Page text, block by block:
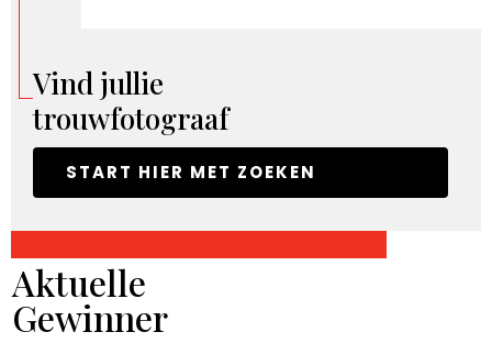
Vind jullie
trouwfotograaf
START HIER MET ZOEKEN
Aktuelle
Gewinner